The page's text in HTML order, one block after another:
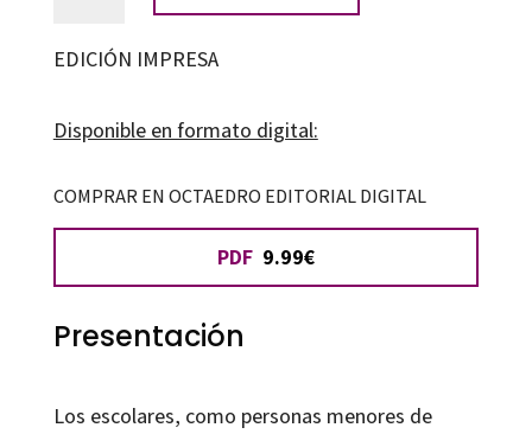
derechos,
trato
participación
en
escuela
cantidad
EDICIÓN IMPRESA
Disponible en formato digital:
COMPRAR EN OCTAEDRO EDITORIAL DIGITAL
PDF 9.99€
Presentación
Los escolares, como personas menores de